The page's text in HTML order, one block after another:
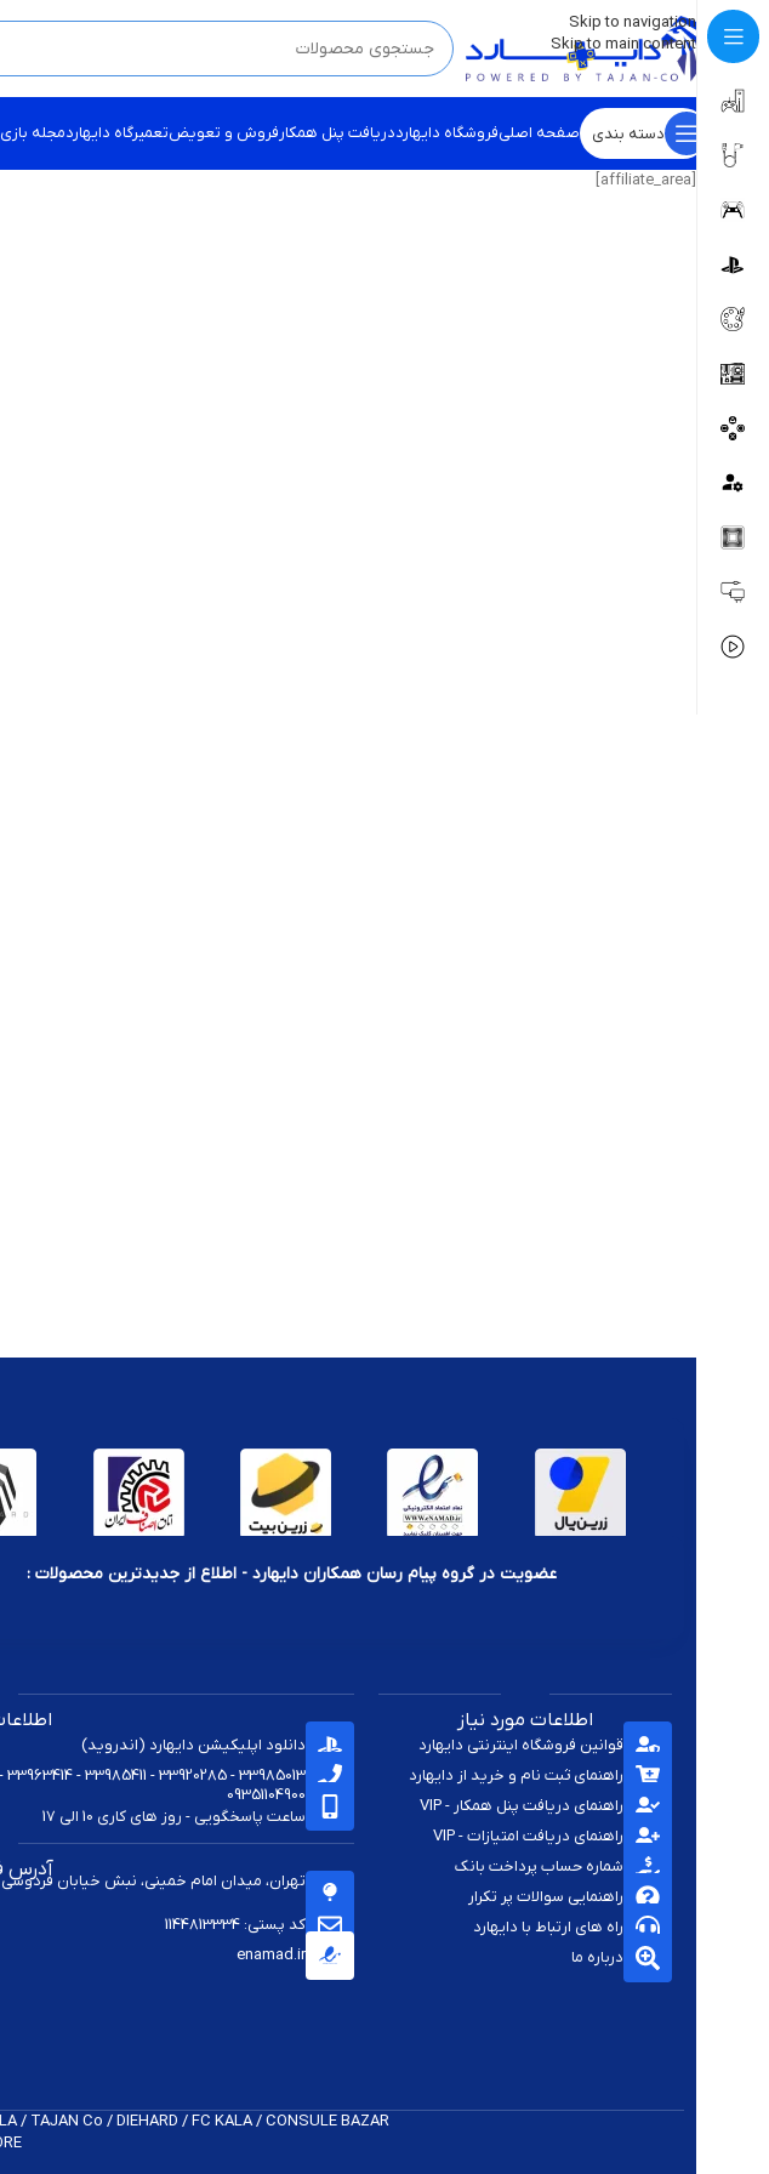
Skip to navigation
Skip to main content
💡برچسب و اسکین کنسول ها بروز شد . . . اینجا کیک کن !
دسته بندی صفحه اصلیفروشگاه دایهارددریافت پنل همکارفروش و تعویضتعمیرگاه دایهاردمجله بازی
عضویت در گروه پیام رسان همکاران دایهارد - اطلاع از جدیدترین محصولات :
اطلاعات مورد نیاز
قوانین فروشگاه اینترنتی دایهارد
راهنمای ثبت نام و خرید از دایهارد
راهنمای دریافت پنل همکار - VIP
راهنمای دریافت امتیازات - VIP
شماره حساب پرداخت بانک
راهنمایی سوالات پر تکرار
راه های ارتباط با دایهارد
درباره ما
دانلود اپلیکیشن دایهارد (اندروید)
33985013 - 33920285 - 33985411 - 33963414 - 33937701 - 009821
09351104900
ساعت پاسخگویی - روز های کاری 10 الی 17
آدرستهران، میدان امام خمینی، نبش خیابان
کد پستی: 1144813334
enamad.ir
/ TAJAN Co / DIEHARD / FC K​ALA / CONSULE BAZAR